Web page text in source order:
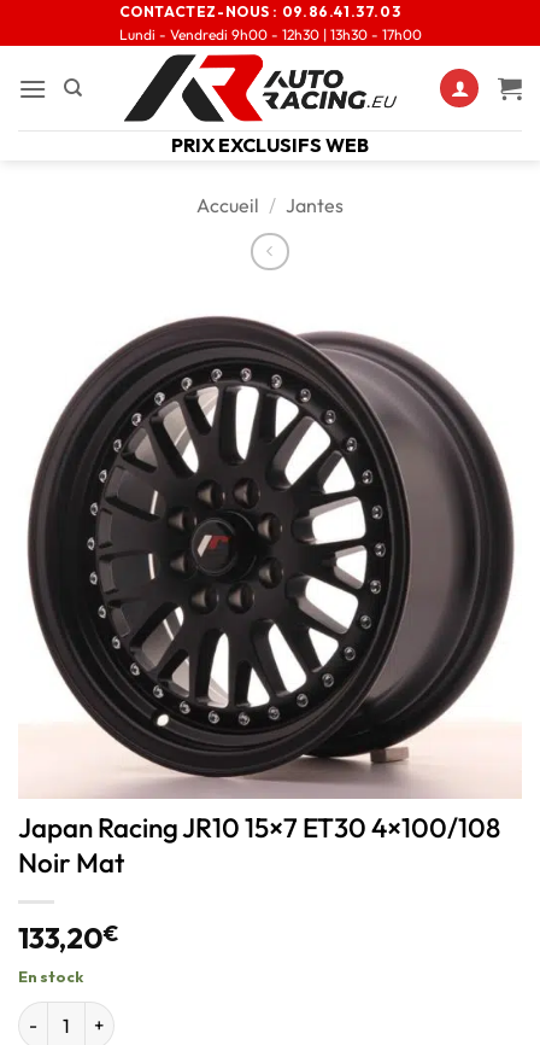
CONTACTEZ-NOUS : 09.86.41.37.03
Lundi - Vendredi 9h00 - 12h30 | 13h30 - 17h00
PRIX EXCLUSIFS WEB
Accueil / Jantes
Japan Racing JR10 15×7 ET30 4×100/108
Noir Mat
133,20€
En stock